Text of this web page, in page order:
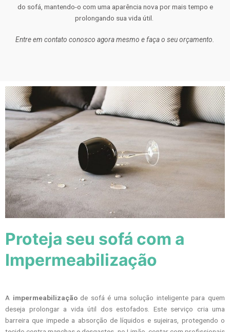
do sofá, mantendo-o com uma aparência nova por mais tempo e
prolongando sua vida útil.
Entre em contato conosco agora mesmo e faça o seu orçamento.
Proteja seu sofá com a
Impermeabilização
A impermeabilizaçãode sofá é uma solução inteligente para quem
deseja prolongar a vida útil dos estofados. Este serviço cria uma
barreira que impede a absorção de líquidos e sujeiras, protegendo o